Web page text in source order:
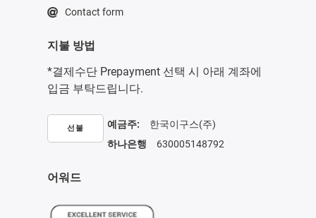
Contact form
지불 방법
*결제수단 Prepayment 선택 시 아래 계좌에
입금 부탁드립니다.
선불 예금주: 한국이구스(주)
하나은행 630005148792
어워드